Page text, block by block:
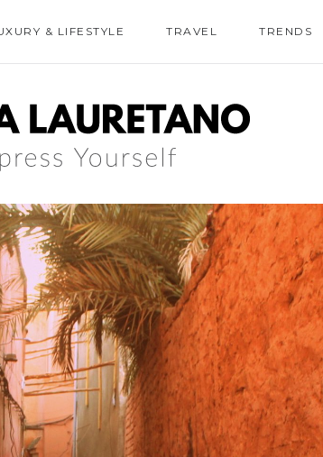
& LIFESTYLE TRAVEL TRENDS